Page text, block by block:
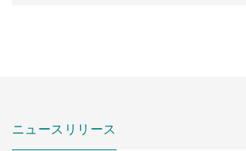
ニュースリリース